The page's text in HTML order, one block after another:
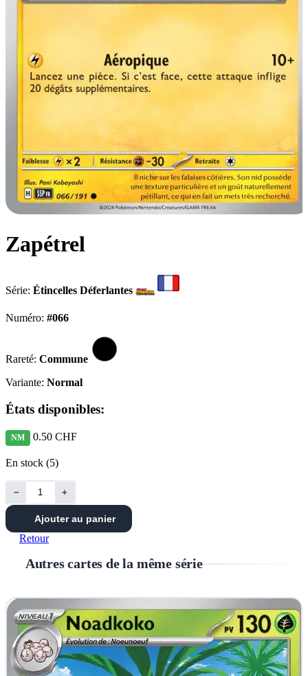
Zapétrel
Série: Étincelles Déferlantes
Numéro: #066
Rareté: Commune
Variante: Normal
États disponibles:
NM 0.50 CHF
En stock (5)
− +
Ajouter au panier
Retour
Autres cartes de la même série